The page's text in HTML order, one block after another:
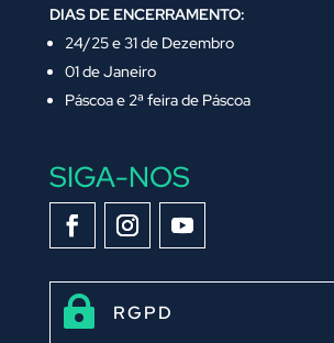
DIAS DE ENCERRAMENTO:
24/25 e 31 de Dezembro
01 de Janeiro
Páscoa e 2ª feira de Páscoa
SIGA-NOS
 RGPD